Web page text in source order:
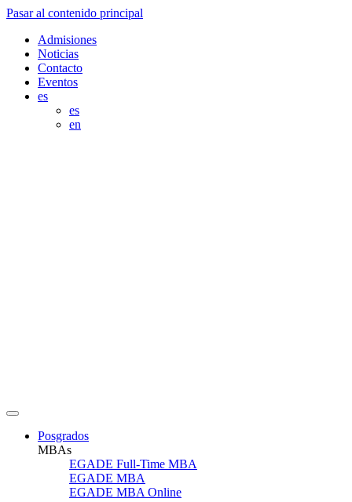
Pasar al contenido principal
Admisiones
Noticias
Contacto
Eventos
es
es
en
Posgrados
MBAs
EGADE Full-Time MBA
EGADE MBA
EGADE MBA Online